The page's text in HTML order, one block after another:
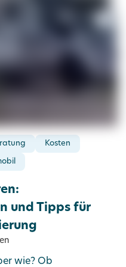
Kosten
und Tipps für
wie? Ob